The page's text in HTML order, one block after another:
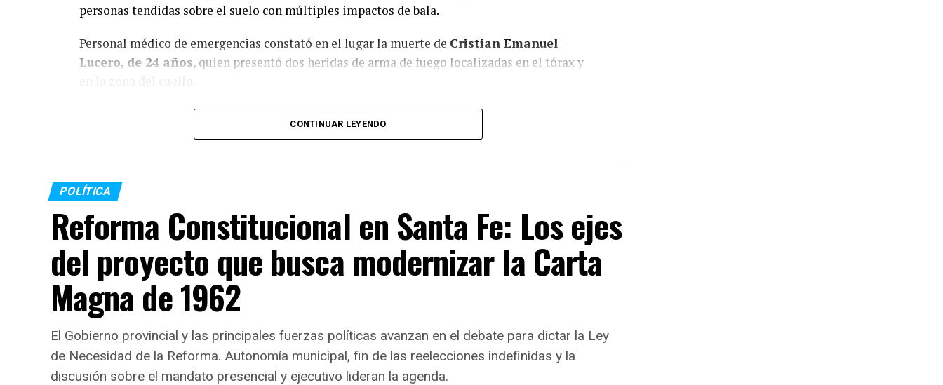
personas tendidas sobre el suelo con múltiples impactos de bala.
Personal médico de emergencias constató en el lugar la muerte de Cristian Emanuel
Lucero, de 24 años, quien presentó dos heridas de arma de fuego localizadas en el tórax y
En tanto, una joven identificada con las inicialesN.L.M., también de 24 años, sufrió un
La mecánica del ataque y las pericias
De acuerdo con las primeras reconstrucciones realizadas por la Fiscalía, el ataque fue
ejecutado por un hombre —cuya identidad aún no fue establecida— que arribó a la zona a
bordo de un automóvil. Sin descender del vehículo, abrió fuego de manera directa hacia un
grupo de personas que se encontraba reunido en la vía pública y se dio a la fuga
inmediatamente.
La fiscal de la Unidad de Homicidios Dolosos,Marina Vigo, ordenó la intervención del
Gabinete Criminalístico de la Policía de Investigaciones (PDI) para efectuar:
CONTINUAR LEYENDO
POLÍTICA
Reforma Constitucional en Santa Fe: Los ejes
del proyecto que busca modernizar la Carta
Magna de 1962
El Gobierno provincial y las principales fuerzas políticas avanzan en el debate para dictar la Ley
de Necesidad de la Reforma. Autonomía municipal, fin de las reelecciones indefinidas y la
discusión sobre el mandato presencial y ejecutivo lideran la agenda.